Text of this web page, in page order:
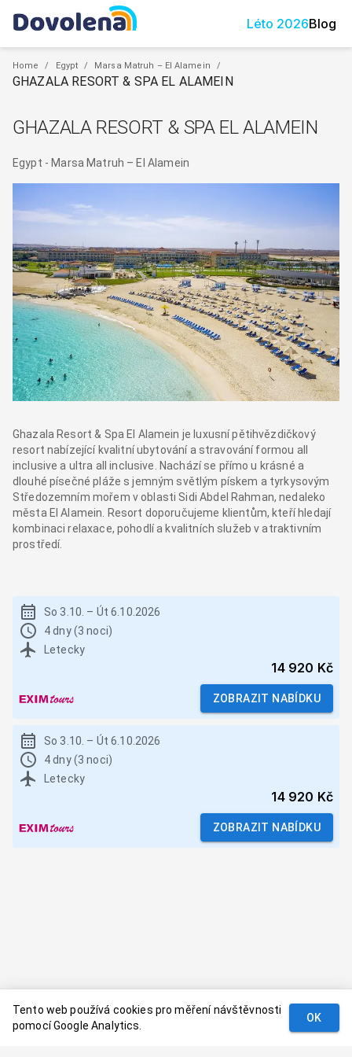
Léto 2026Blog
Home / Egypt / Marsa Matruh – El Alamein /
GHAZALA RESORT & SPA EL ALAMEIN
GHAZALA RESORT & SPA EL ALAMEIN
Egypt - Marsa Matruh – El Alamein
Ghazala Resort & Spa El Alamein je luxusní pětihvězdičkový
resort nabízející kvalitní ubytování a stravování formou all
inclusive a ultra all inclusive. Nachází se přímo u krásné a
dlouhé písečné pláže s jemným světlým pískem a tyrkysovým
Středozemním mořem v oblasti Sidi Abdel Rahman, nedaleko
města El Alamein. Resort doporučujeme klientům, kteří hledají
kombinaci relaxace, pohodlí a kvalitních služeb v atraktivním
prostředí.
So 3.10. – Út 6.10.2026
4 dny (3 noci)
Letecky
14 920 Kč
ZOBRAZIT NABÍDKU
So 3.10. – Út 6.10.2026
4 dny (3 noci)
Letecky
14 920 Kč
ZOBRAZIT NABÍDKU
Tento web používá cookies pro měření návštěvnosti
pomocí Google Analytics.
OK